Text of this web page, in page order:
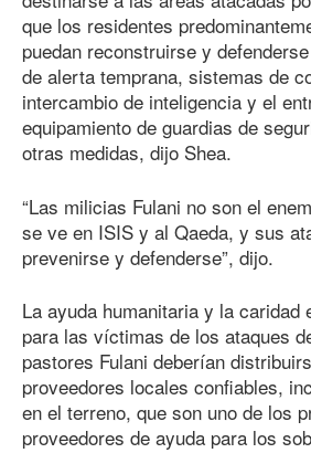
que los residentes
puedan reconstruirse y
de alerta temprana, sistemas de
intercambio de inteligencia y el
equipamiento de guardias de
otras medidas, dijo Shea.
“Las milicias Fulani no son el
se ve en ISIS y al Qaeda, y sus
prevenirse y defenderse”, dijo.
La ayuda humanitaria y la caridad
para las víctimas de los ataques
pastores Fulani deberían
proveedores locales confiables,
en el terreno, que son uno de los
proveedores de ayuda para los